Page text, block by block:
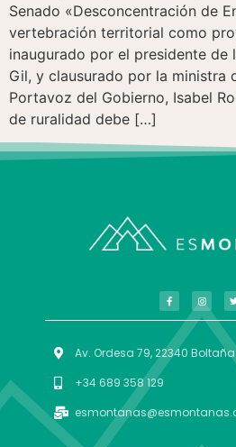
Senado «Desconcentración de
vertebración territorial como
inaugurado por el presidente de
Gil, y clausurado por la ministra
Portavoz del Gobierno, Isabel
de ruralidad debe […]
Av. Ordesa 79, 22340
+34 689 358 129